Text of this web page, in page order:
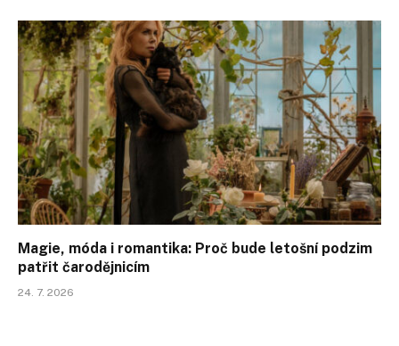
Magie, móda i romantika: Proč bude letošní podzim
patřit čarodějnicím
24. 7. 2026